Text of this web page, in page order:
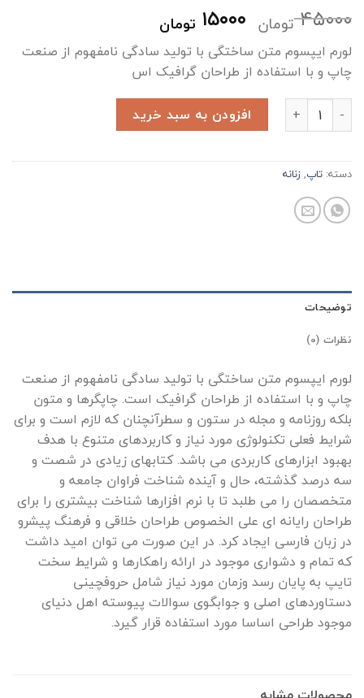
۴۵۰۰۰ تومان قیمت
اصلی:
۴۵۰۰۰ تومان
بود.
۱۵۰۰۰ تومان فعلی:
۱۵۰۰۰ تومان.
لورم ایپسوم متن ساختگی با تولید سادگی نامفهوم از صنعت
چاپ و با استفاده از طراحان گرافیک اس
کفش کالج عدد افزودن به سبد خرید
دسته: تاپ,زنانه
توضیحات
نظرات (0)
لورم ایپسوم متن ساختگی با تولید سادگی نامفهوم از صنعت
چاپ و با استفاده از طراحان گرافیک است. چاپگرها و متون
بلکه روزنامه و مجله در ستون و سطرآنچنان که لازم است و برای
شرایط فعلی تکنولوژی مورد نیاز و کاربردهای متنوع با هدف
بهبود ابزارهای کاربردی می باشد. کتابهای زیادی در شصت و
سه درصد گذشته، حال و آینده شناخت فراوان جامعه و
متخصصان را می طلبد تا با نرم افزارها شناخت بیشتری را برای
طراحان رایانه ای علی الخصوص طراحان خلاقی و فرهنگ پیشرو
در زبان فارسی ایجاد کرد. در این صورت می توان امید داشت
که تمام و دشواری موجود در ارائه راهکارها و شرایط سخت
تایپ به پایان رسد وزمان مورد نیاز شامل حروفچینی
دستاوردهای اصلی و جوابگوی سوالات پیوسته اهل دنیای
موجود طراحی اساسا مورد استفاده قرار گیرد.